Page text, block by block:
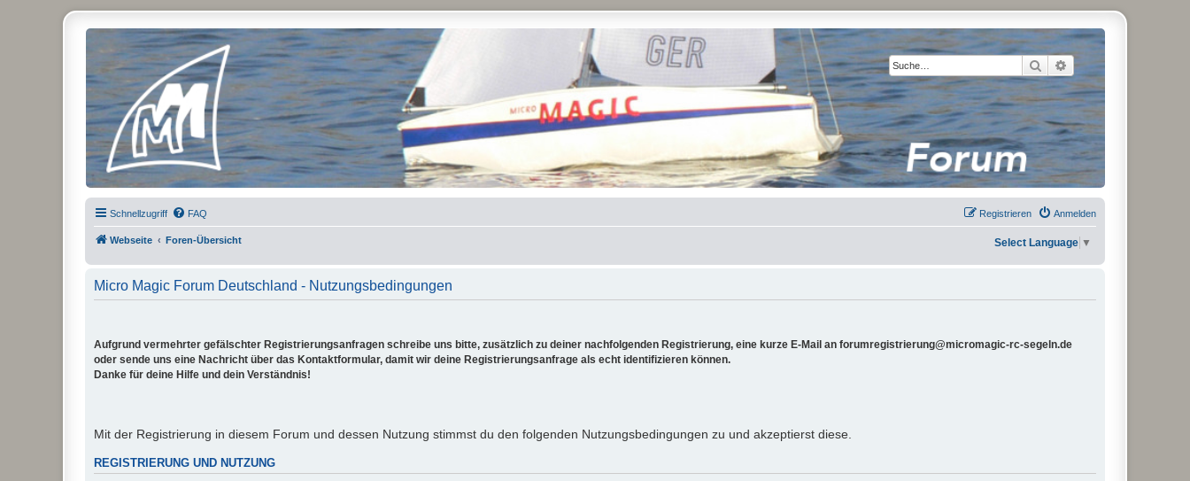
Suche Erweiterte Suche
Micro Magic Forum Deutschland
Schnellzugriff FAQ Anmelden
Registrieren
Webseite Foren-Übersicht Select Language ▼
Micro Magic Forum Deutschland - Nutzungsbedingungen
Aufgrund vermehrter gefälschter Registrierungsanfragen schreibe uns bitte, zusätzlich zu deiner nachfolgenden Registrierung, eine kurze E-Mail an forumregistrierung@micromagic-rc-segeln.de
oder sende uns eine Nachricht über das Kontaktformular, damit wir deine Registrierungsanfrage als echt identifizieren können.
Danke für deine Hilfe und dein Verständnis!
Mit der Registrierung in diesem Forum und dessen Nutzung stimmst du den folgenden Nutzungsbedingungen zu und akzeptierst diese.
REGISTRIERUNG UND NUTZUNG